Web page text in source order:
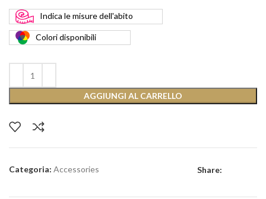
Indica le misure dell'abito
Coloridisponibili
AGGIUNGI AL CARRELLO
Categoria: Accessories Share: